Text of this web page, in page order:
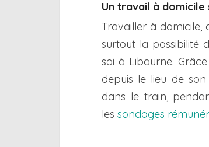
Un travail à
Travailler à domicile,
surtout la possibilité
soi à Libourne.
depuis le lieu de
dans le train,
les sondages